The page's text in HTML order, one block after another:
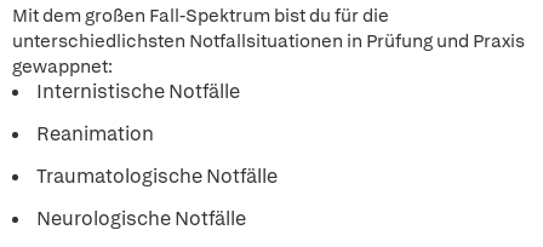
Mit dem großen Fall-Spektrum bist du für die
unterschiedlichsten Notfallsituationen in Prüfung und Praxis
gewappnet:
Internistische Notfälle
Reanimation
Traumatologische Notfälle
Neurologische Notfälle